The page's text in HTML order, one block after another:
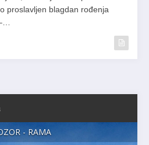
proslavljen blagdan rođenja
- RAMA